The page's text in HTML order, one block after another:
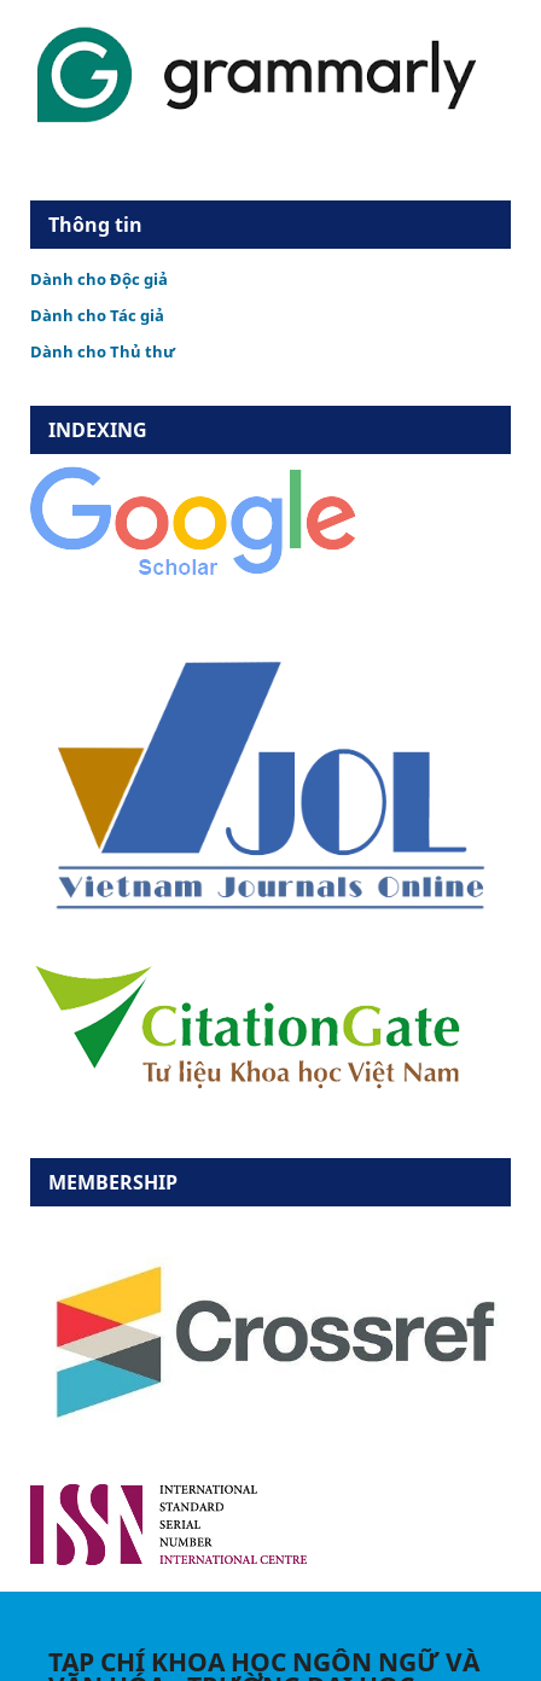
Thông tin
Dành cho Độc giả
Dành cho Tác giả
Dành cho Thủ thư
INDEXING
MEMBERSHIP
TẠP CHÍ KHOA HỌC NGÔN NGỮ VÀ